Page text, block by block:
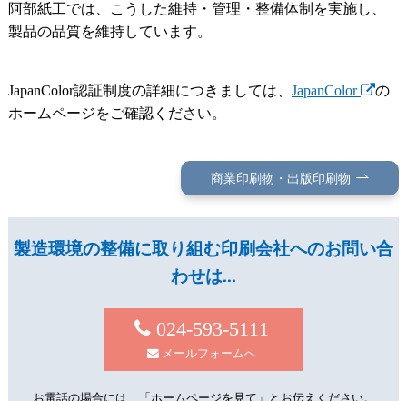
阿部紙工では、こうした維持・管理・整備体制を実施し、
製品の品質を維持しています。
JapanColor認証制度の詳細につきましては、 JapanColor
の
ホームページをご確認ください。
商業印刷物・出版印刷物
製造環境の整備に取り組む印刷会社へのお問い合
わせは…
024-593-5111
メールフォームへ
お電話の場合には、「ホームページを見て」とお伝えください。